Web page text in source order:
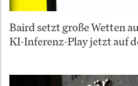
Baird setzt große Wetten
KI-Inferenz-Play jetzt auf